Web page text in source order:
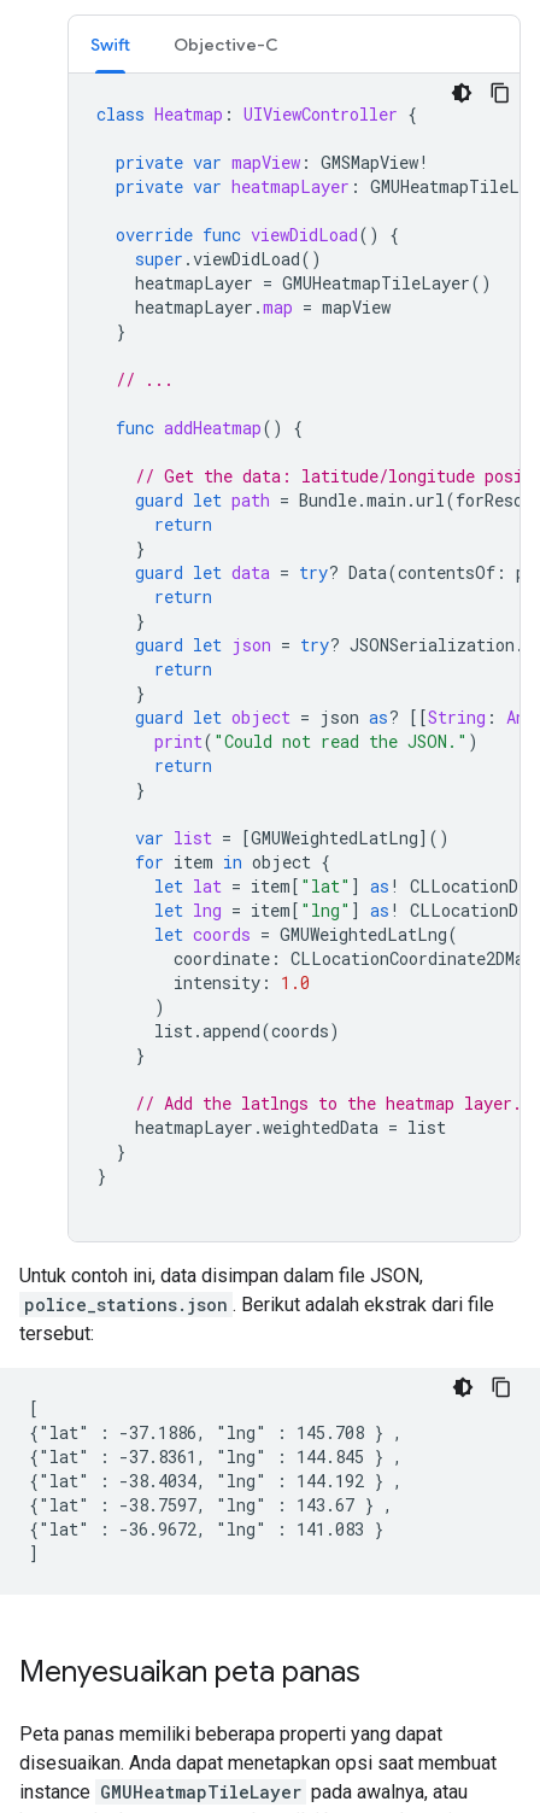
Swift Objective-C
class Heatmap : UIViewController {
private var mapView : GMSMapView!
private var heatmapLayer :
override func viewDidLoad()
{
super .viewDidLoad()
heatmapLayer = GMUHeatmapTileLayer()
heatmapLayer .map = mapView
}
// ...
func addHeatmap() {
// Get the data: latitude/longitude
guard let path = Bundle.main .url (
return
}
guard let data = try? Data(contentsOf :
return
}
guard let json = try? JSONSerialization .
return
}
guard let object = json as? [[String : Any
print( "Could not read the JSON." )
return
}
var list = [GMUWeightedLatLng]()
for item in object {
let lat = item[ "lat" ] as !
let lng = item[ "lng" ] as !
let coords = GMUWeightedLatLng(
coordinate :
intensity :
1.0
)
list .append(coords)
}
// Add the latlngs to the heatmap layer.
heatmapLayer .weightedData = list
}
}
Untuk contoh ini, data disimpan dalam file JSON,
police_stations.json . Berikut adalah ekstrak dari file
tersebut:
[
{"lat" : -37.1886, "lng" : 145.708 } ,
{"lat" : -37.8361, "lng" : 144.845 } ,
{"lat" : -38.4034, "lng" : 144.192 } ,
{"lat" : -38.7597, "lng" : 143.67 } ,
{"lat" : -36.9672, "lng" : 141.083 }
Menyesuaikan peta panas
Peta panas memiliki beberapa properti yang dapat
disesuaikan. Anda dapat menetapkan opsi saat membuat
instance GMUHeatmapTileLayer pada awalnya, atau